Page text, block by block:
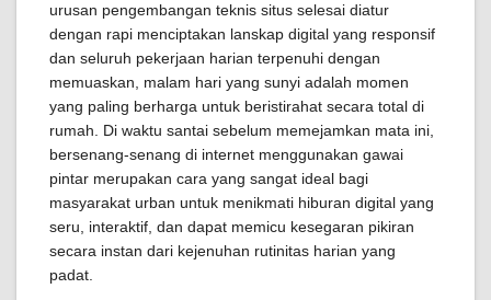
urusan pengembangan teknis situs selesai diatur
dengan rapi menciptakan lanskap digital yang responsif
dan seluruh pekerjaan harian terpenuhi dengan
memuaskan, malam hari yang sunyi adalah momen
yang paling berharga untuk beristirahat secara total di
rumah. Di waktu santai sebelum memejamkan mata ini,
bersenang-senang di internet menggunakan gawai
pintar merupakan cara yang sangat ideal bagi
masyarakat urban untuk menikmati hiburan digital yang
seru, interaktif, dan dapat memicu kesegaran pikiran
secara instan dari kejenuhan rutinitas harian yang
padat.